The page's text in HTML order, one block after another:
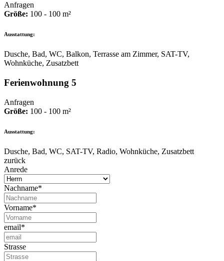
Anfragen
Größe: 100 - 100 m²
Ausstattung:
Dusche, Bad, WC, Balkon, Terrasse am Zimmer, SAT-TV,
Wohnküche, Zusatzbett
Ferienwohnung 5
Anfragen
Größe: 100 - 100 m²
Ausstattung:
Dusche, Bad, WC, SAT-TV, Radio, Wohnküche, Zusatzbett
zurück
Anrede
Nachname*
Vorname*
email*
Strasse